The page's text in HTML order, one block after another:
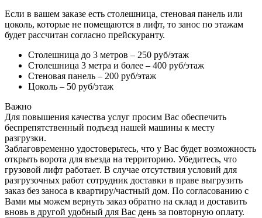
Если в вашем заказе есть столешница, стеновая панель или
цоколь, которые не помещаются в лифт, то занос по этажам
будет рассчитан согласно прейскуранту.
Столешница до 3 метров – 250 руб/этаж
Столешница 3 метра и более – 400 руб/этаж
Стеновая панель – 200 руб/этаж
Цоколь – 50 руб/этаж
Важно
Для повышения качества услуг просим Вас обеспечить
беспрепятственный подъезд нашей машины к месту
разгрузки.
Заблаговременно удостоверьтесь, что у Вас будет возможность
открыть ворота для въезда на территорию. Убедитесь, что
грузовой лифт работает. В случае отсутствия условий для
разгрузочных работ сотрудник доставки в праве выгрузить
заказ без заноса в квартиру/частный дом. По согласованию с
Вами мы можем вернуть заказ обратно на склад и доставить
вновь в другой удобный для Вас день за повторную оплату.